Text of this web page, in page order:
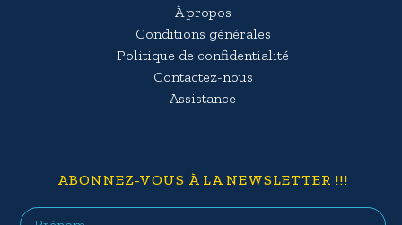
À propos
Conditions générales
Politique de confidentialité
Contactez-nous
Assistance
ABONNEZ-VOUS À LA NEWSLETTER !!!